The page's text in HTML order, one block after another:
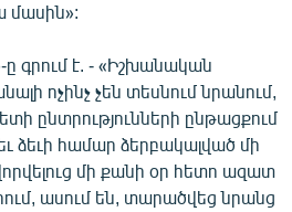
մասին»:
գրում է. - «Իշխանական
ոչինչ չեն տեսնում նրանում,
ընտրությունների ընթացքում
ձեւի համար ձերբակալված մի
մի քանի օր հետո ազատ
ասում են, տարածվեց նրանց